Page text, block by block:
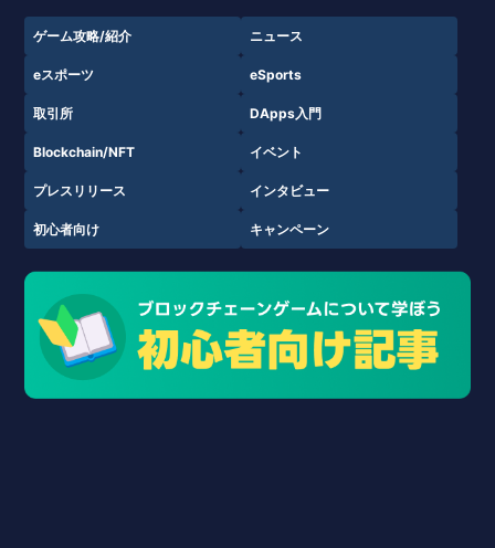
ゲーム攻略/紹介 ニュース
eスポーツ eSports
取引所 DApps入門
Blockchain/NFT イベント
プレスリリース インタビュー
初心者向け キャンペーン